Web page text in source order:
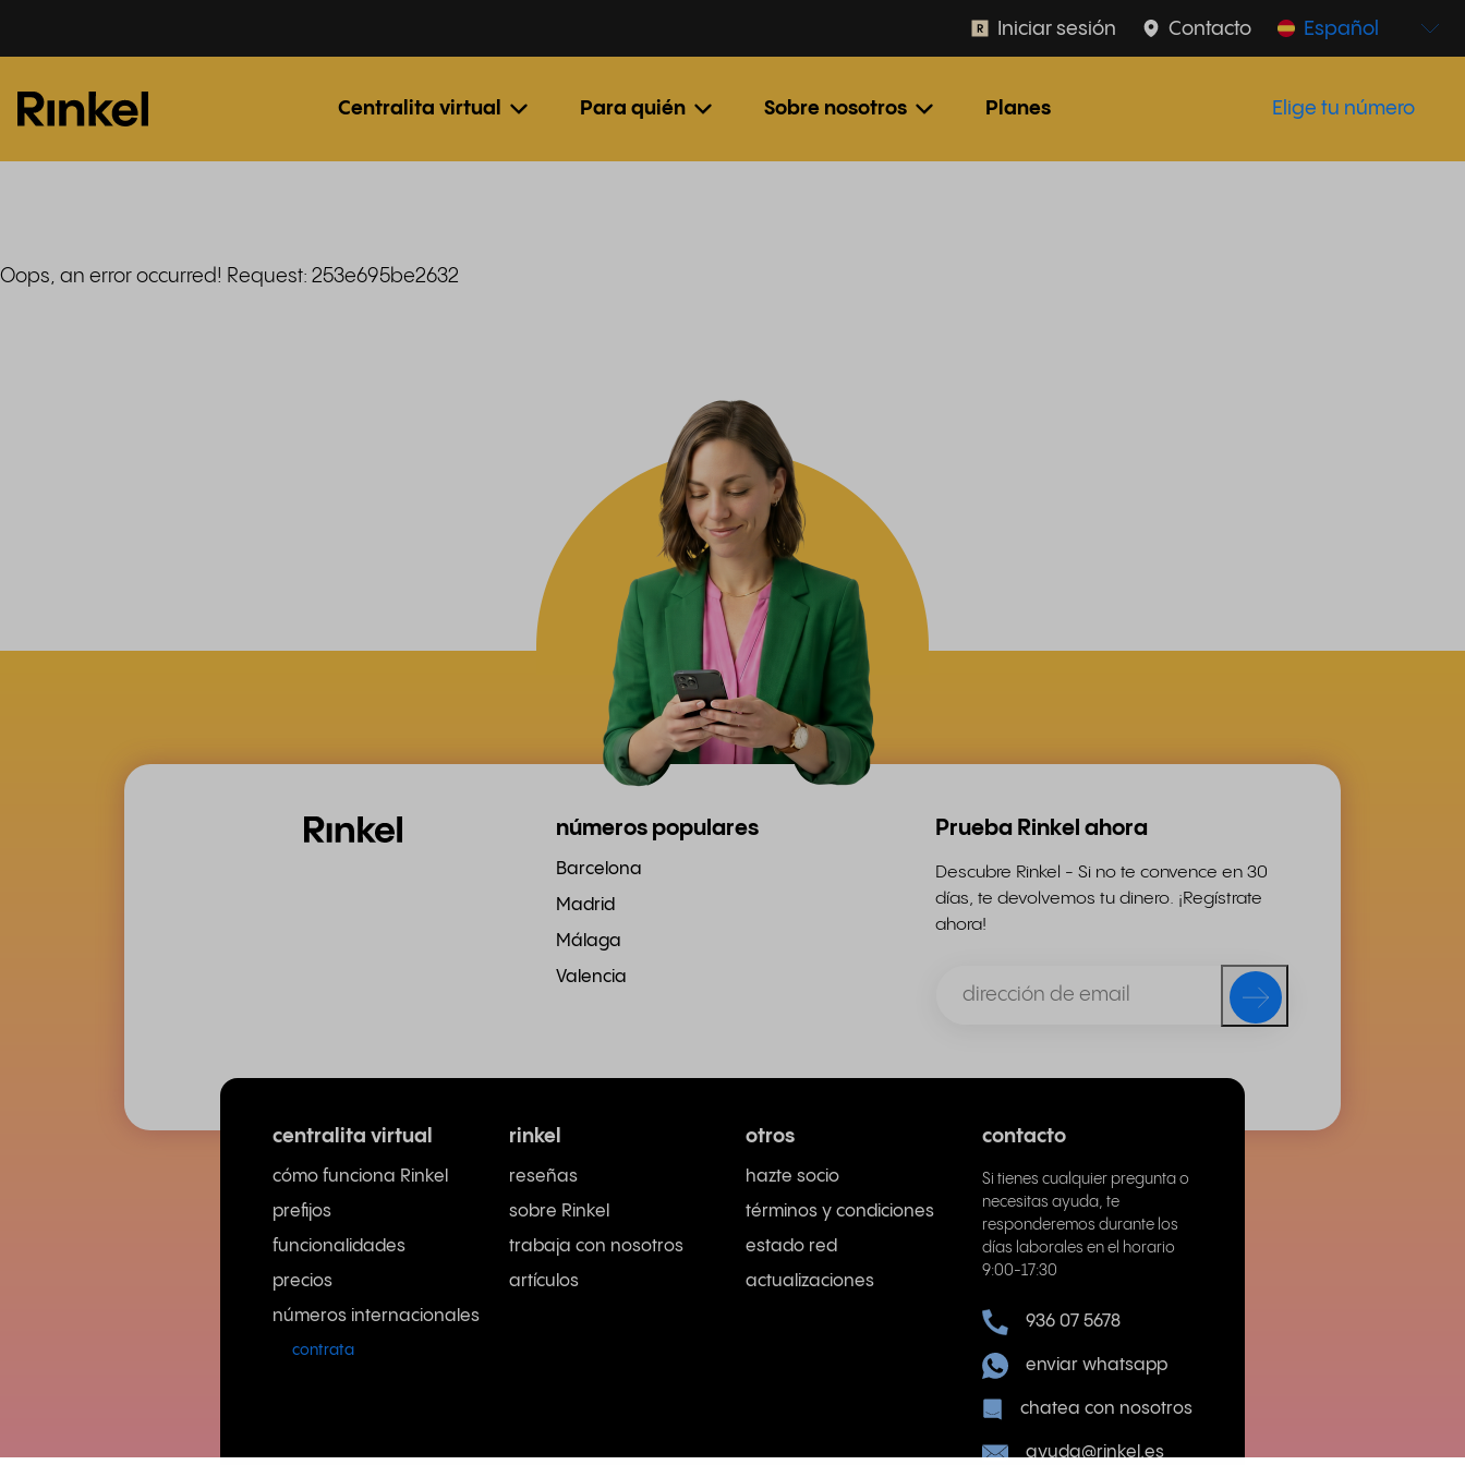
Centralita virtual Para quién Sobre nosotros Planes
Español
Contacto
Iniciar sesión
Elige tu número
Oops, an error occurred! Request: 253e695be2632
números populares
Barcelona
Madrid
Málaga
Valencia
Prueba Rinkel ahora
Descubre Rinkel - Si no te convence en 30
días, te devolvemos tu dinero. ¡Regístrate
ahora!
centralita virtual
cómo funciona Rinkel
prefijos
funcionalidades
precios
números internacionales
contrata
rinkel
reseñas
sobre Rinkel
trabaja con nosotros
artículos
otros
hazte socio
términos y condiciones
estado red
actualizaciones
contacto
Si tienes cualquier pregunta o
necesitas ayuda, te
responderemos durante los
días laborales en el horario
9:00-17:30
936 07 5678
enviar whatsapp
chatea con nosotros
ayuda@rinkel.es